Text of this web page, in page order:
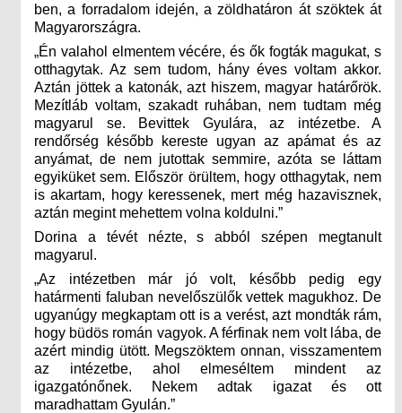
ben, a forradalom idején, a zöldhatáron át szöktek át
Magyarországra.
„Én valahol elmentem vécére, és ők fogták magukat, s
otthagytak. Az sem tudom, hány éves voltam akkor.
Aztán jöttek a katonák, azt hiszem, magyar határőrök.
Mezítláb voltam, szakadt ruhában, nem tudtam még
magyarul se. Bevittek Gyulára, az intézetbe. A
rendőrség később kereste ugyan az apámat és az
anyámat, de nem jutottak semmire, azóta se láttam
egyiküket sem. Először örültem, hogy otthagytak, nem
is akartam, hogy keressenek, mert még hazavisznek,
aztán megint mehettem volna koldulni.”
Dorina a tévét nézte, s abból szépen megtanult
magyarul.
„Az intézetben már jó volt, később pedig egy
határmenti faluban nevelőszülők vettek magukhoz. De
ugyanúgy megkaptam ott is a verést, azt mondták rám,
hogy büdös román vagyok. A férfinak nem volt lába, de
azért mindig ütött. Megszöktem onnan, visszamentem
az intézetbe, ahol elmeséltem mindent az
igazgatónőnek. Nekem adtak igazat és ott
maradhattam Gyulán.”